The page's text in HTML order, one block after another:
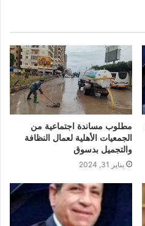
مطلوب مساندة اجتماعية من
الجمعيات الأهلية لعمال النظافة
والتجميل بدسوق
يناير 31, 2024